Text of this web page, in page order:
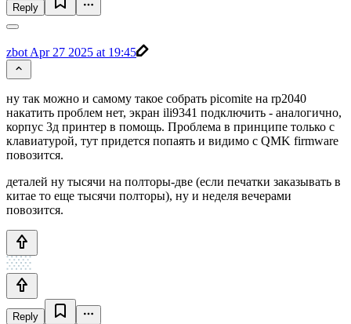
Reply
zbot Apr 27 2025 at 19:45
ну так можно и самому такое собрать picomite на rp2040
накатить проблем нет, экран ili9341 подключить - аналогично,
корпус 3д принтер в помощь. Проблема в принципе только с
клавиатурой, тут придется попаять и видимо с QMK firmware
повозится.
деталей ну тысячи на полторы-две (если печатки заказывать в
китае то еще тысячи полторы), ну и неделя вечерами
повозится.
Reply